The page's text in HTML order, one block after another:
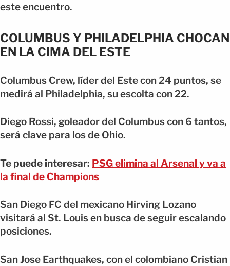
este encuentro.
COLUMBUS Y PHILADELPHIA CHOCAN
EN LA CIMA DEL ESTE
Columbus Crew, líder del Este con 24 puntos, se
medirá al Philadelphia, su escolta con 22.
Diego Rossi, goleador del Columbus con 6 tantos,
será clave para los de Ohio.
Te puede interesar: PSG elimina al Arsenal y va a
la final de Champions
San Diego FC del mexicano Hirving Lozano
visitará al St. Louis en busca de seguir escalando
posiciones.
San Jose Earthquakes, con el colombiano Cristian